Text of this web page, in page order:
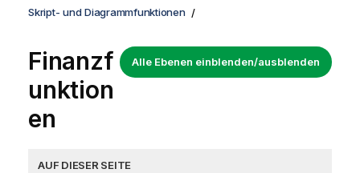
Skript- und Diagrammfunktionen
Alle Ebenen einblenden/ausblenden
Finanzf
unktion
en
AUF DIESER SEITE